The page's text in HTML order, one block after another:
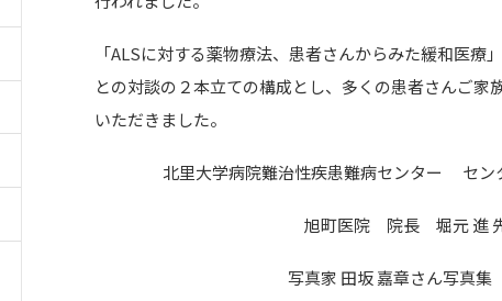
「ALSに対する薬物療法、患者さんからみた緩和医療
との対談の２本立ての構成とし、多くの患者さんご家
いただきました。
北里大学病院難治性疾患難病センター セン
旭町医院 院長 堀元 進
写真家 田坂 嘉章さん写真集